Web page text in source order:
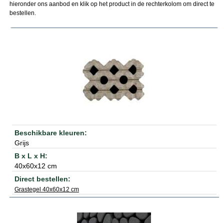
hieronder ons aanbod en klik op het product in de rechterkolom om direct te
bestellen.
Grijs
40x60x12 cm
Grastegel 40x60x12 cm